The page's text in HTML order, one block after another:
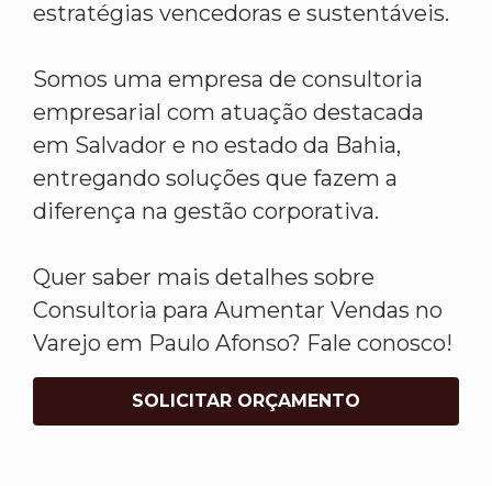
estratégias vencedoras e sustentáveis.
Somos uma empresa de consultoria
empresarial com atuação destacada
em Salvador e no estado da Bahia,
entregando soluções que fazem a
diferença na gestão corporativa.
Quer saber mais detalhes sobre
Consultoria para Aumentar Vendas no
Varejo em Paulo Afonso? Fale conosco!
SOLICITAR ORÇAMENTO